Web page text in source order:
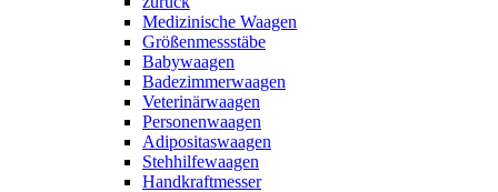
Medizinische Waagen
Größenmessstäbe
Babywaagen
Badezimmerwaagen
Veterinärwaagen
Personenwaagen
Adipositaswaagen
Stehhilfewaagen
Handkraftmesser